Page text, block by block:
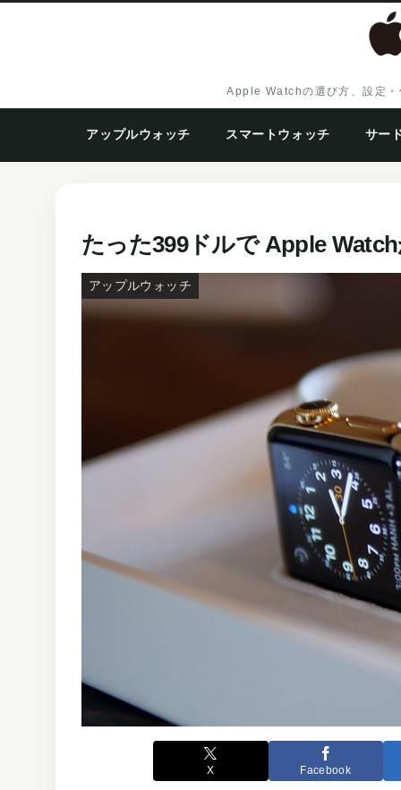
Apple Watchの選び方、設定・
アップルウォッチ スマートウォッチ サー
たった399ドルで Apple
アップルウォッチ
X Facebook